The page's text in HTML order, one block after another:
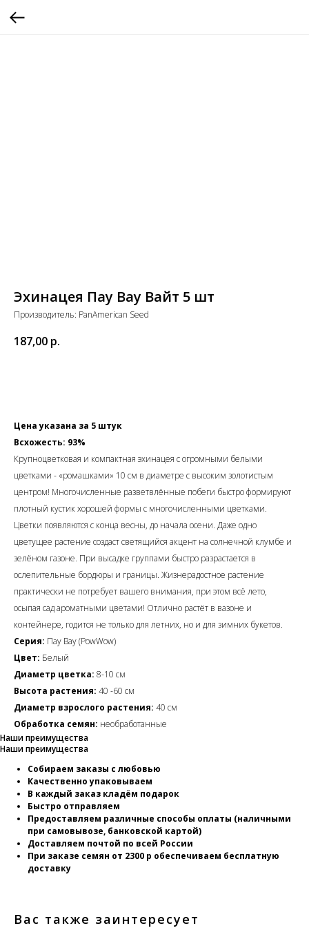
Эхинацея Пау Вау Вайт 5 шт
Производитель: PanAmerican Seed
187,00 р.
Цена указана за 5 штук
Всхожесть: 93%
Крупноцветковая и компактная эхинацея с огромными белыми
цветками - «ромашками» 10 см в диаметре с высоким золотистым
центром! Многочисленные разветвлённые побеги быстро формируют
плотный кустик хорошей формы с многочисленными цветками.
Цветки появляются с конца весны, до начала осени. Даже одно
цветущее растение создаст светящийся акцент на солнечной клумбе и
зелёном газоне. При высадке группами быстро разрастается в
ослепительные бордюры и границы. Жизнерадостное растение
практически не потребует вашего внимания, при этом всё лето,
осыпая сад ароматными цветами! Отлично растёт в вазоне и
контейнере, годится не только для летних, но и для зимних букетов.
Серия: Пау Вау (PowWow)
Цвет: Белый
Диаметр цветка: 8-10 см
Высота растения: 40 -60 см
Диаметр взрослого растения: 40 см
Обработка семян: необработанные
Наши преимущества
Наши преимущества
Собираем заказы с любовью
Качественно упаковываем
В каждый заказ кладём подарок
Быстро отправляем
Предоставляем различные способы оплаты (наличными
при самовывозе, банковской картой)
Доставляем почтой по всей России
При заказе семян от 2300 р обеспечиваем бесплатную
доставку
Вас также заинтересует